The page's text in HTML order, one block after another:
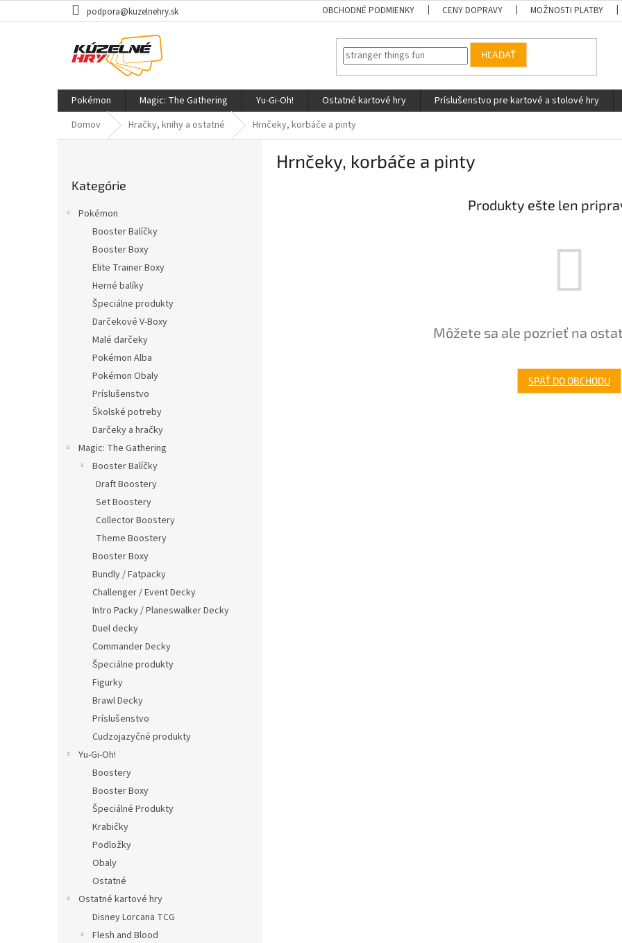
na
podpora@kuzelnehry.sk OBCHODNÉ PODMIENKY CENY DOPRAVY MOŽNOSTI PLATBY
HĽADAŤ
Pokémon Magic: The Gathering Yu-Gi-Oh! Ostatné kartové hry Príslušenstvo pre kartové a stolové hry
Domov
Hračky, knihy a ostatné Hrnčeky, korbáče a pinty
kategórie
Kategórie
Pokémon
Booster Balíčky
Booster Boxy
Elite Trainer Boxy
Herné balíky
Špeciálne produkty
Darčekové V-Boxy
Malé darčeky
Pokémon Alba
Pokémon Obaly
Príslušenstvo
Školské potreby
Darčeky a hračky
Magic: The Gathering
Booster Balíčky
Draft Boostery
Set Boostery
Collector Boostery
Theme Boostery
Booster Boxy
Bundly / Fatpacky
Challenger / Event Decky
Intro Packy / Planeswalker Decky
Duel decky
Commander Decky
Špeciálne produkty
Figurky
Brawl Decky
Príslušenstvo
Cudzojazyčné produkty
Yu-Gi-Oh!
Boostery
Booster Boxy
Špeciálné Produkty
Krabičky
Podložky
Obaly
Ostatné
Ostatné kartové hry
Disney Lorcana TCG
Flesh and Blood
Hrnčeky, korbáče a pinty
Produkty ešte len
Môžete sa ale pozrieť na
SPÄŤ DO OBCHODU